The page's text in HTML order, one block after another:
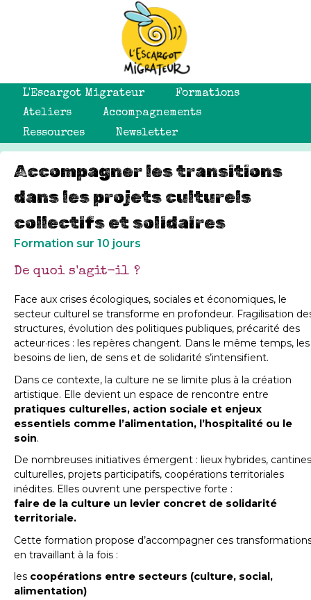
L'Escargot Migrateur
Formations
Ateliers
Accompagnements
Ressources
Newsletter
Accompagner les transitions
dans les projets culturels
collectifs et solidaires
Formation sur 10 jours
De quoi s'agit-il ?
Face aux crises écologiques, sociales et économiques, le
secteur culturel se transforme en profondeur. Fragilisation
structures, évolution des politiques publiques, précarité des
acteur·rices : les repères changent. Dans le même temps, les
besoins de lien, de sens et de solidarité s’intensifient.
Dans ce contexte, la culture ne se limite plus à la création
artistique. Elle devient un espace de rencontre entre
pratiques culturelles, action sociale et enjeux
essentiels comme l’alimentation, l’hospitalité ou le
soin.
De nombreuses initiatives émergent : lieux hybrides, cantines
culturelles, projets participatifs, coopérations territoriales
inédites. Elles ouvrent une perspective forte :
faire de la culture un levier concret de solidarité
territoriale.
Cette formation propose d’accompagner ces
en travaillant à la fois :
les coopérations entre secteurs (culture, social,
alimentation)